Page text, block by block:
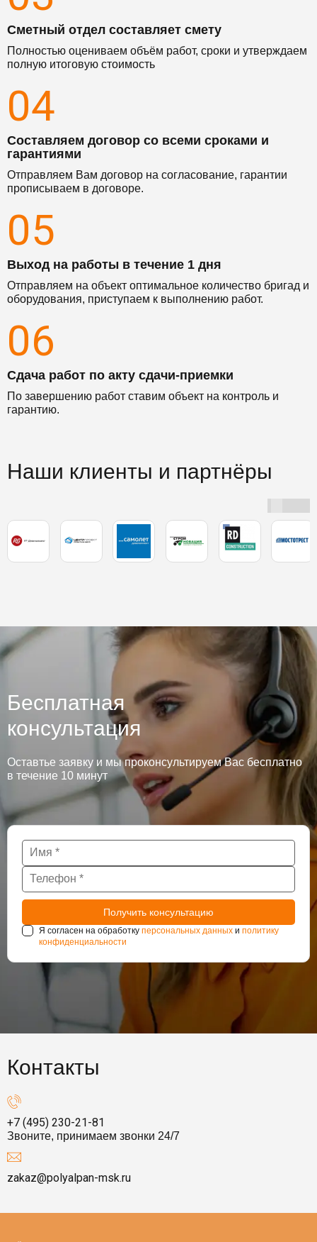
Сметный отдел составляет смету
Полностью оцениваем объём работ, сроки и утверждаем
полную итоговую стоимость
04
Составляем договор со всеми сроками и
гарантиями
Отправляем Вам договор на согласование, гарантии
прописываем в договоре.
05
Выход на работы в течение 1 дня
Отправляем на объект оптимальное количество бригад и
оборудования, приступаем к выполнению работ.
06
Сдача работ по акту сдачи-приемки
По завершению работ ставим объект на контроль и
гарантию.
Наши клиенты и партнёры
Бесплатная
консультация
Оставтье заявку и мы проконсультируем Вас бесплатно
в течение 10 минут
Я согласен на обработку персональных данных и политику
конфиденциальности
Контакты
+7 (495) 230-21-81
Звоните, принимаем звонки 24/7
zakaz@polyalpan-msk.ru